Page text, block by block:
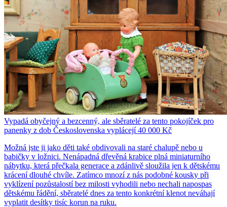
Vypadá obyčejný a bezcenný, ale sběratelé za tento pokojíček pro
panenky z dob Československa vyplácejí 40 000 Kč
Možná jste ji jako děti také obdivovali na staré chalupě nebo u
babičky v ložnici. Nenápadná dřevěná krabice plná miniaturního
nábytku, která přečkala generace a zdánlivě sloužila jen k dětskému
krácení dlouhé chvíle. Zatímco mnozí z nás podobné kousky při
vyklízení pozůstalostí bez milosti vyhodili nebo nechali napospas
dětskému řádění, sběratelé dnes za tento konkrétní klenot neváhají
vyplatit desítky tisíc korun na ruku.